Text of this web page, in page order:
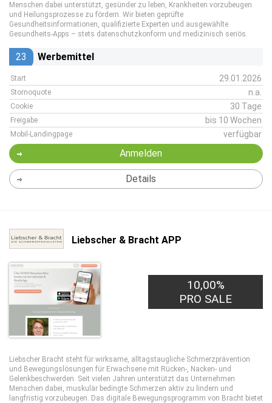
Menschen dabei unterstützt, gesünder zu leben, Krankheiten vorzubeugen
und Heilungsprozesse zu fördern. Wir bieten geprüfte
Gesundheitsinformationen, qualifizierte Experten und ausgewählte
Gesundheits-Apps – stets datenschutzkonform und medizinisch seriös.
23 Werbemittel
Start 29.01.2026
Stornoquote n.a.
Cookie 30 Tage
Freigabe bis 10 Wochen
Mobil-Landingpage verfügbar
Anmelden
Details
Liebscher & Bracht APP
10,00%
PRO SALE
Liebscher Bracht steht für wirksame, alltagstaugliche Schmerzprävention
und Bewegungslösungen für Erwachsene mit Rücken-, Nacken- und
Gelenkbeschwerden. Seit vielen Jahren unterstützt das Unternehmen
Menschen dabei, muskulär bedingte Schmerzen aktiv zu lindern und
langfristig vorzubeugen. Das digitale Bewegungsprogramm von Bracht bietet